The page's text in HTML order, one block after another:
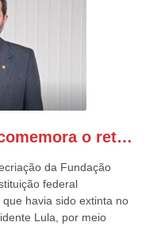
do
e Serviços, o ex
Presidente do Banco do
Federal, e
Danilo Cabral, da
Lyra, os ministros da
e do Desenvolvimento
a fomentar o
GONZAGA PATRIOTA comemora o retorno da FUNASA
da Fundação
federal
havia sido extinta no
Lula, por meio